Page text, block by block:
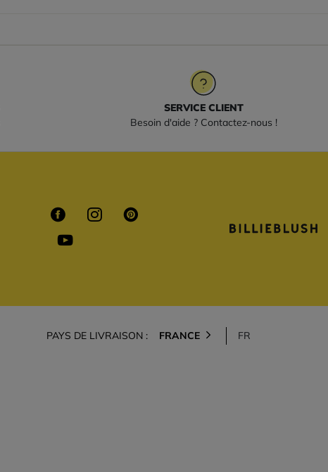
SERVICE CLIENT
Besoin d'aide ? Contactez-nous !
PAYS DE LIVRAISON : FRANCE FR